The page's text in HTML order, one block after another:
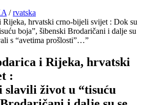
/rvatska
i Rijeka, hrvatski
:
slavili život u “tisuću